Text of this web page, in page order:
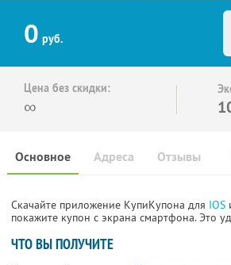
0 руб.
Цена без скидки:
∞
Основное Отзывы
Адреса
Скачайте приложение КупиКупона для IOS
покажите купон с экрана смартфона. Это
ЧТО ВЫ ПОЛУЧИТЕ